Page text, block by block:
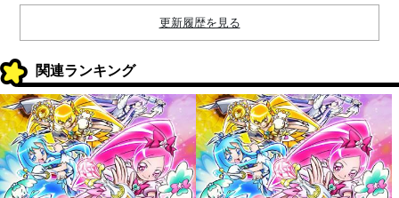
更新履歴を見る
関連ランキング